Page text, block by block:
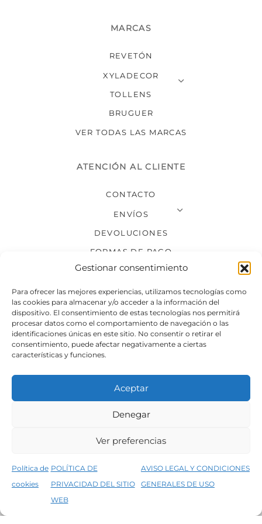
Gestionar consentimiento
Para ofrecer las mejores experiencias, utilizamos tecnologías como
las cookies para almacenar y/o acceder a la información del
dispositivo. El consentimiento de estas tecnologías nos permitirá
procesar datos como el comportamiento de navegación o las
identificaciones únicas en este sitio. No consentir o retirar el
consentimiento, puede afectar negativamente a ciertas
características y funciones.
Aceptar
Denegar
Ver preferencias
Política de
cookies
POLÍTICA DE
PRIVACIDAD DEL SITIO
WEB
AVISO LEGAL Y CONDICIONES
GENERALES DE USO
5% de descuento en tu primera compra, utiliza el código PRIMERACOMPRA
MARCAS
REVETÓN
XYLADECOR
TOLLENS
BRUGUER
VER TODAS LAS MARCAS
ATENCIÓN AL CLIENTE
CONTACTO
ENVÍOS
DEVOLUCIONES
FORMAS DE PAGO
SÍGUENOS
Condiciones generales de venta
Política de privacidad del sitio web
©2026 Decopintur- todos los derechos